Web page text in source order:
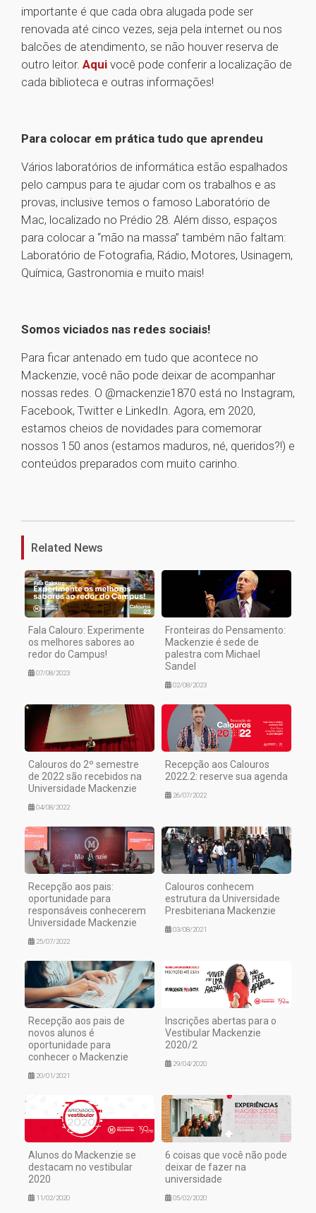
importante é que cada obra alugada pode ser
renovada até cinco vezes, seja pela internet ou nos
balcões de atendimento, se não houver reserva de
outro leitor. Aqui você pode conferir a localização de
cada biblioteca e outras informações!
Para colocar em prática tudo que aprendeu
Vários laboratórios de informática estão espalhados
pelo campus para te ajudar com os trabalhos e as
provas, inclusive temos o famoso Laboratório de
Mac, localizado no Prédio 28. Além disso, espaços
para colocar a “mão na massa” também não faltam:
Laboratório de Fotografia, Rádio, Motores, Usinagem,
Química, Gastronomia e muito mais!
Somos viciados nas redes sociais!
Para ficar antenado em tudo que acontece no
Mackenzie, você não pode deixar de acompanhar
nossas redes. O @mackenzie1870 está no Instagram,
Facebook, Twitter e LinkedIn. Agora, em 2020,
estamos cheios de novidades para comemorar
nossos 150 anos (estamos maduros, né, queridos?!) e
conteúdos preparados com muito carinho.
Related News
Fala Calouro: Experimente
os melhores sabores ao
redor do Campus!
07/08/2023
Fronteiras do Pensamento:
Mackenzie é sede de
palestra com Michael
Sandel
02/08/2023
Calouros do 2º semestre
de 2022 são recebidos na
Universidade Mackenzie
04/08/2022
Recepção aos Calouros
2022.2: reserve sua agenda
26/07/2022
Recepção aos pais:
oportunidade para
responsáveis conhecerem
Universidade Mackenzie
25/07/2022
Calouros conhecem
estrutura da Universidade
Presbiteriana Mackenzie
03/08/2021
Recepção aos pais de
novos alunos é
oportunidade para
conhecer o Mackenzie
20/01/2021
Inscrições abertas para o
Vestibular Mackenzie
2020/2
29/04/2020
Alunos do Mackenzie se
destacam no vestibular
2020
11/02/2020
6 coisas que você não pode
deixar de fazer na
universidade
05/02/2020